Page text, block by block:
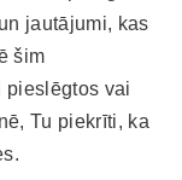
jautājumi, kas
šim
pieslēgtos vai
Tu piekrīti, ka